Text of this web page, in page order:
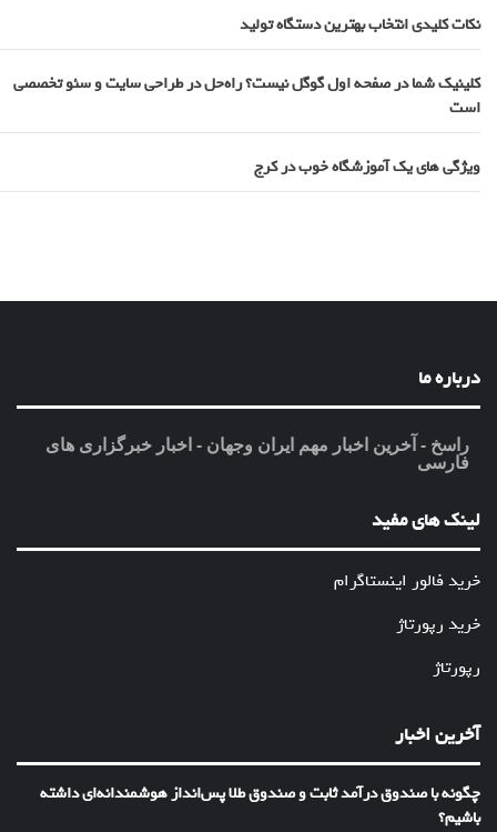
نکات کلیدی انتخاب بهترین دستگاه تولید
کلینیک شما در صفحه اول گوگل نیست؟ راه‌حل در طراحی سایت و سئو تخصصی
است
ویژگی های یک آموزشگاه خوب در کرج
درباره ما
راسخ - آخرین اخبار مهم ایران وجهان - اخبار خبرگزاری های
فارسی
لینک های مفید
خرید فالور اینستاگرام
خرید رپورتاژ
رپورتاژ
آخرین اخبار
چگونه با صندوق درآمد ثابت و صندوق طلا پس‌انداز هوشمندانه‌ای داشته
باشیم؟